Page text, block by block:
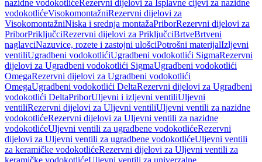
nazidne vodokotlićeRezervni dijelovi za Isplavne cijevi za nazidne
vodokotlićeVisokomontažniRezervni dijelovi za
VisokomontažniNiska i srednja montažaPriborRezervni dijelovi za
PriborPriključciRezervni dijelovi za PriključciBrtveBrtveni
naglavciNazuvice, rozete i zastojni ulošciPotrošni materijalIzljevni
ventiliUgradbeni vodokotlićiUgradbeni vodokotlići SigmaRezervni
dijelovi za Ugradbeni vodokotlići SigmaUgradbeni vodokotlići
OmegaRezervni dijelovi za Ugradbeni vodokotlići
OmegaUgradbeni vodokotlići DeltaRezervni dijelovi za Ugradbeni
vodokotlići DeltaPriborUljevni i izljevni ventiliUljevni
ventiliRezervni dijelovi za Uljevni ventiliUljevni ventili za nazidne
vodokotlićeRezervni dijelovi za Uljevni ventili za nazidne
vodokotlićeUljevni ventili za ugradbene vodokotlićeRezervni
dijelovi za Uljevni ventili za ugradbene vodokotlićeUljevni ventili
za keramičke vodokotlićeRezervni dijelovi za Uljevni ventili za
keramičke vodokotlićeUljevni ventili za univerzalne